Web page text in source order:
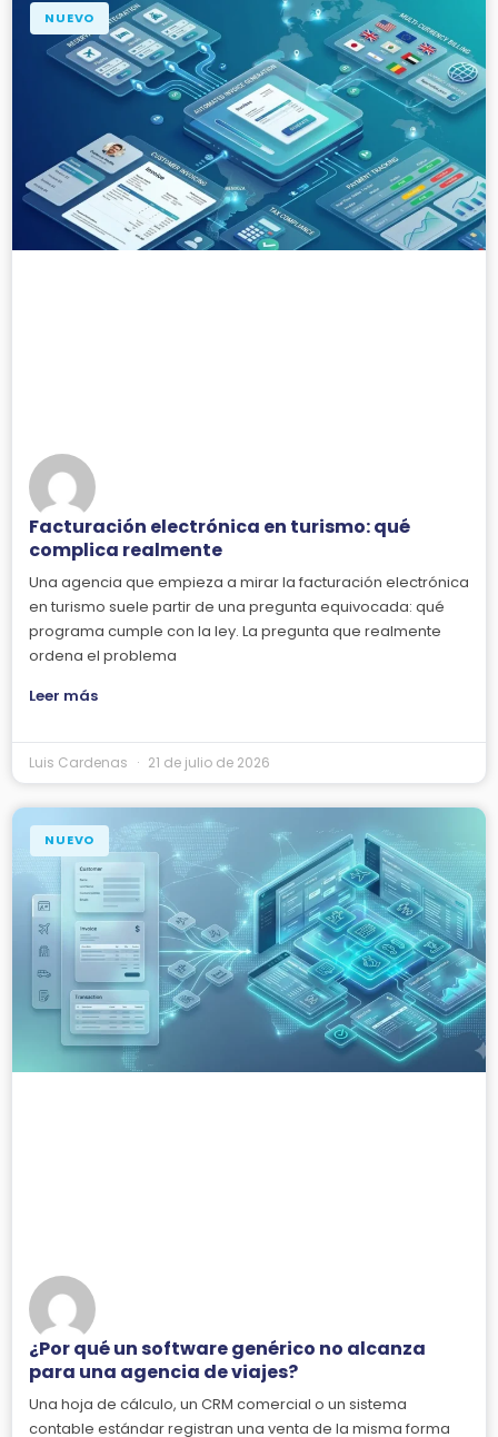
NUEVO
Facturación electrónica en turismo: qué
complica realmente
Una agencia que empieza a mirar la facturación electrónica
en turismo suele partir de una pregunta equivocada: qué
programa cumple con la ley. La pregunta que realmente
ordena el problema
Leer más
Luis Cardenas 21 de julio de 2026
NUEVO
¿Por qué un software genérico no alcanza
para una agencia de viajes?
Una hoja de cálculo, un CRM comercial o un sistema
contable estándar registran una venta de la misma forma